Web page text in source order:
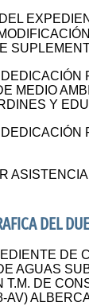
MEDIO
Y
DEL
DE
AGUAS
T.M. DE
AV)